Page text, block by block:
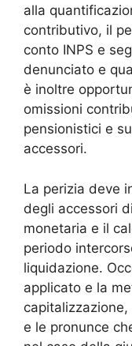
alla
contributivo, il
conto INPS e
denunciato e
è inoltre
omissioni
pensionistici e
accessori.
La perizia deve
degli accessori
monetaria e il
periodo
liquidazione.
applicato e la
e le pronunce